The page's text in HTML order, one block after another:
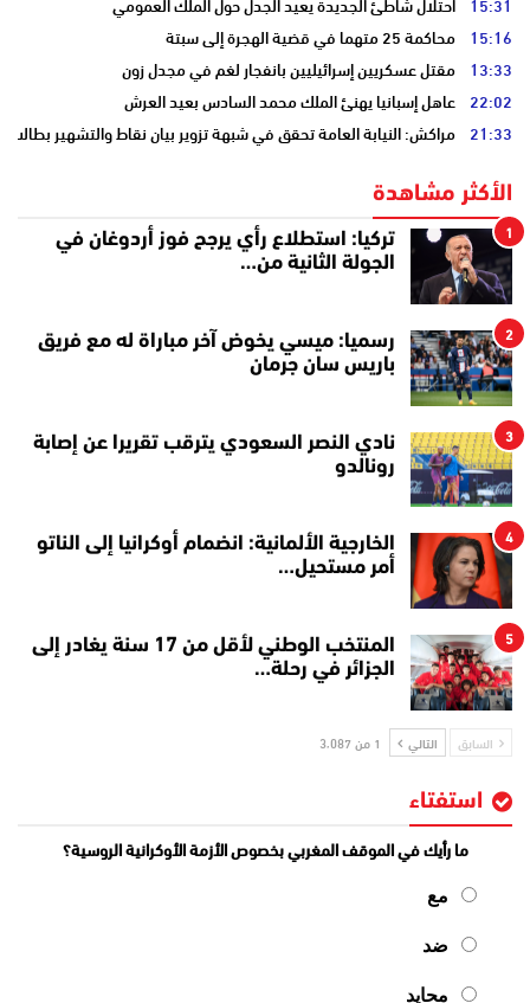
15:16 محاكمة 25 متهما في قضية الهجرة إلى سبتة
13:33 مقتل عسكريين إسرائيليين بانفجار لغم في مجدل زون
22:02 عاهل إسبانيا يهنئ الملك محمد السادس بعيد العرش
21:33 مراكش: النيابة العامة تحقق في شبهة تزوير بيان نقاط والتشهير بطالب
الأكثر مشاهدة
1
تركيا: استطلاع رأي يرجح فوز أردوغان في
الجولة الثانية من…
2
رسميا: ميسي يخوض آخر مباراة له مع فريق
باريس سان جرمان
3
نادي النصر السعودي يترقب تقريرا عن إصابة
رونالدو
4
الخارجية الألمانية: انضمام أوكرانيا إلى الناتو
أمر مستحيل…
5
المنتخب الوطني لأقل من 17 سنة يغادر إلى
الجزائر في رحلة…
السابق التالي 1 من 3٬087
استفتاء
ما رأيك في الموقف المغربي بخصوص الأزمة الأوكرانية الروسية؟
مع
ضد
محايد